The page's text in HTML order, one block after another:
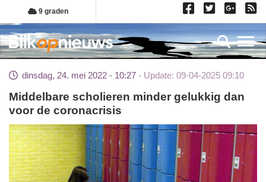
Overslaan
en
naar
de
gaan
9 graden
dinsdag, 24. mei 2022 - 10:27 Update: 09-04-2025 09:10
Middelbare scholieren minder gelukkig dan
voor de coronacrisis